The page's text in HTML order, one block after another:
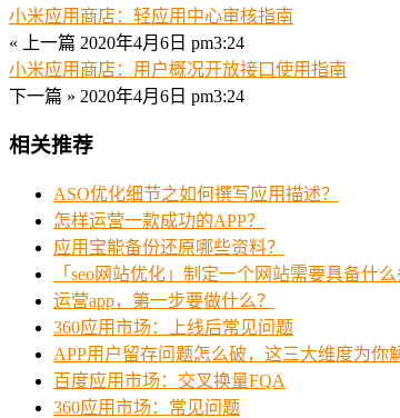
小米应用商店：轻应用中心审核指南
« 上一篇 2020年4月6日 pm3:24
小米应用商店：用户概况开放接口使用指南
下一篇 » 2020年4月6日 pm3:24
相关推荐
ASO优化细节之如何撰写应用描述？
怎样运营一款成功的APP？
应用宝能备份还原哪些资料？
「seo网站优化」制定一个网站需要具备什
运营app，第一步要做什么？
360应用市场：上线后常见问题
APP用户留存问题怎么破，这三大维度为你
百度应用市场：交叉换量FQA
360应用市场：常见问题